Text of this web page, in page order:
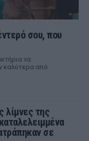
σου, που
να
καλύτερα από
λίμνες της
σε